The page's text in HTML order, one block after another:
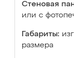
Стеновая
или с
Габариты:
размера